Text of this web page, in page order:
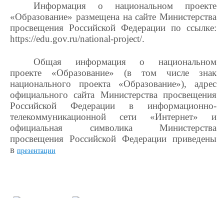
Информация о национальном проекте
«Образование» размещена на сайте Министерства
просвещения Российской Федерации по ссылке:
https://edu.gov.ru/national-project/.
Общая информация о национальном
проекте «Образование» (в том числе знак
национального проекта «Образование»), адрес
официального сайта Министерства просвещения
Российской Федерации в информационно-
телекоммуникационной сети «Интернет» и
официальная символика Министерства
просвещения Российской Федерации приведены
в презентации